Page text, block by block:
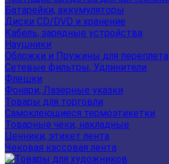
Батарейки, аккумуляторы
Диски CD/DVD и хранение
Кабель, зарядные устройства
Наушники
Обложки и Пружины для переплета
Сетевые фильтры, Удлинители
Флешки
Фонари, Лазерные указки
Товары для торговли
Самоклеющиеся термоэтикетки
Товарные чеки, накладные
Ценники, этикет лента
Чековая кассовая лента